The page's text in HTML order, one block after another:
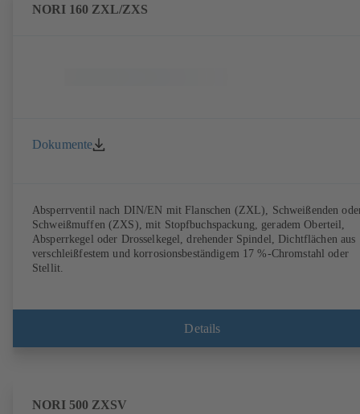
NORI 160 ZXL/ZXS
Dokumente
Absperrventil nach DIN/EN mit Flanschen (ZXL), Schweißenden
Schweißmuffen (ZXS), mit Stopfbuchspackung, geradem Oberteil,
Absperrkegel oder Drosselkegel, drehender Spindel, Dichtflächen aus
verschleißfestem und korrosionsbeständigem 17 %-Chromstahl oder
Stellit.
Details
NORI 500 ZXSV